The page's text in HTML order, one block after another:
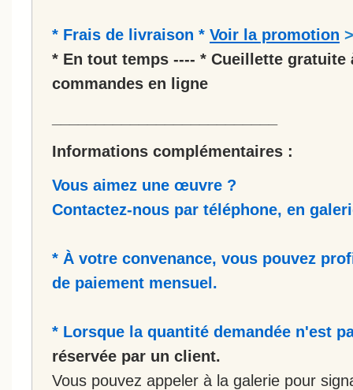
* Frais de livraison * Voir la promotion >
* En tout temps ---- * Cueillette gratuite
commandes en ligne
Informations complémentaires :
Vous aimez une œuvre ?
Contactez-nous par téléphone, en
* À votre convenance, vous pouvez
de paiement mensuel.
* Lorsque la quantité demandée n'est
réservée par un client.
Vous pouvez appeler à la galerie pour